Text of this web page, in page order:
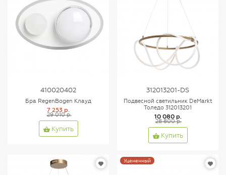
410020402
Бра RegenBogen Клауд
7 253 р.
29 010 р.
Купить
312013201-DS
Подвесной светильник DeMarkt
Толедо 312013201
10 080 р.
28 800 р.
Купить
Уцененный